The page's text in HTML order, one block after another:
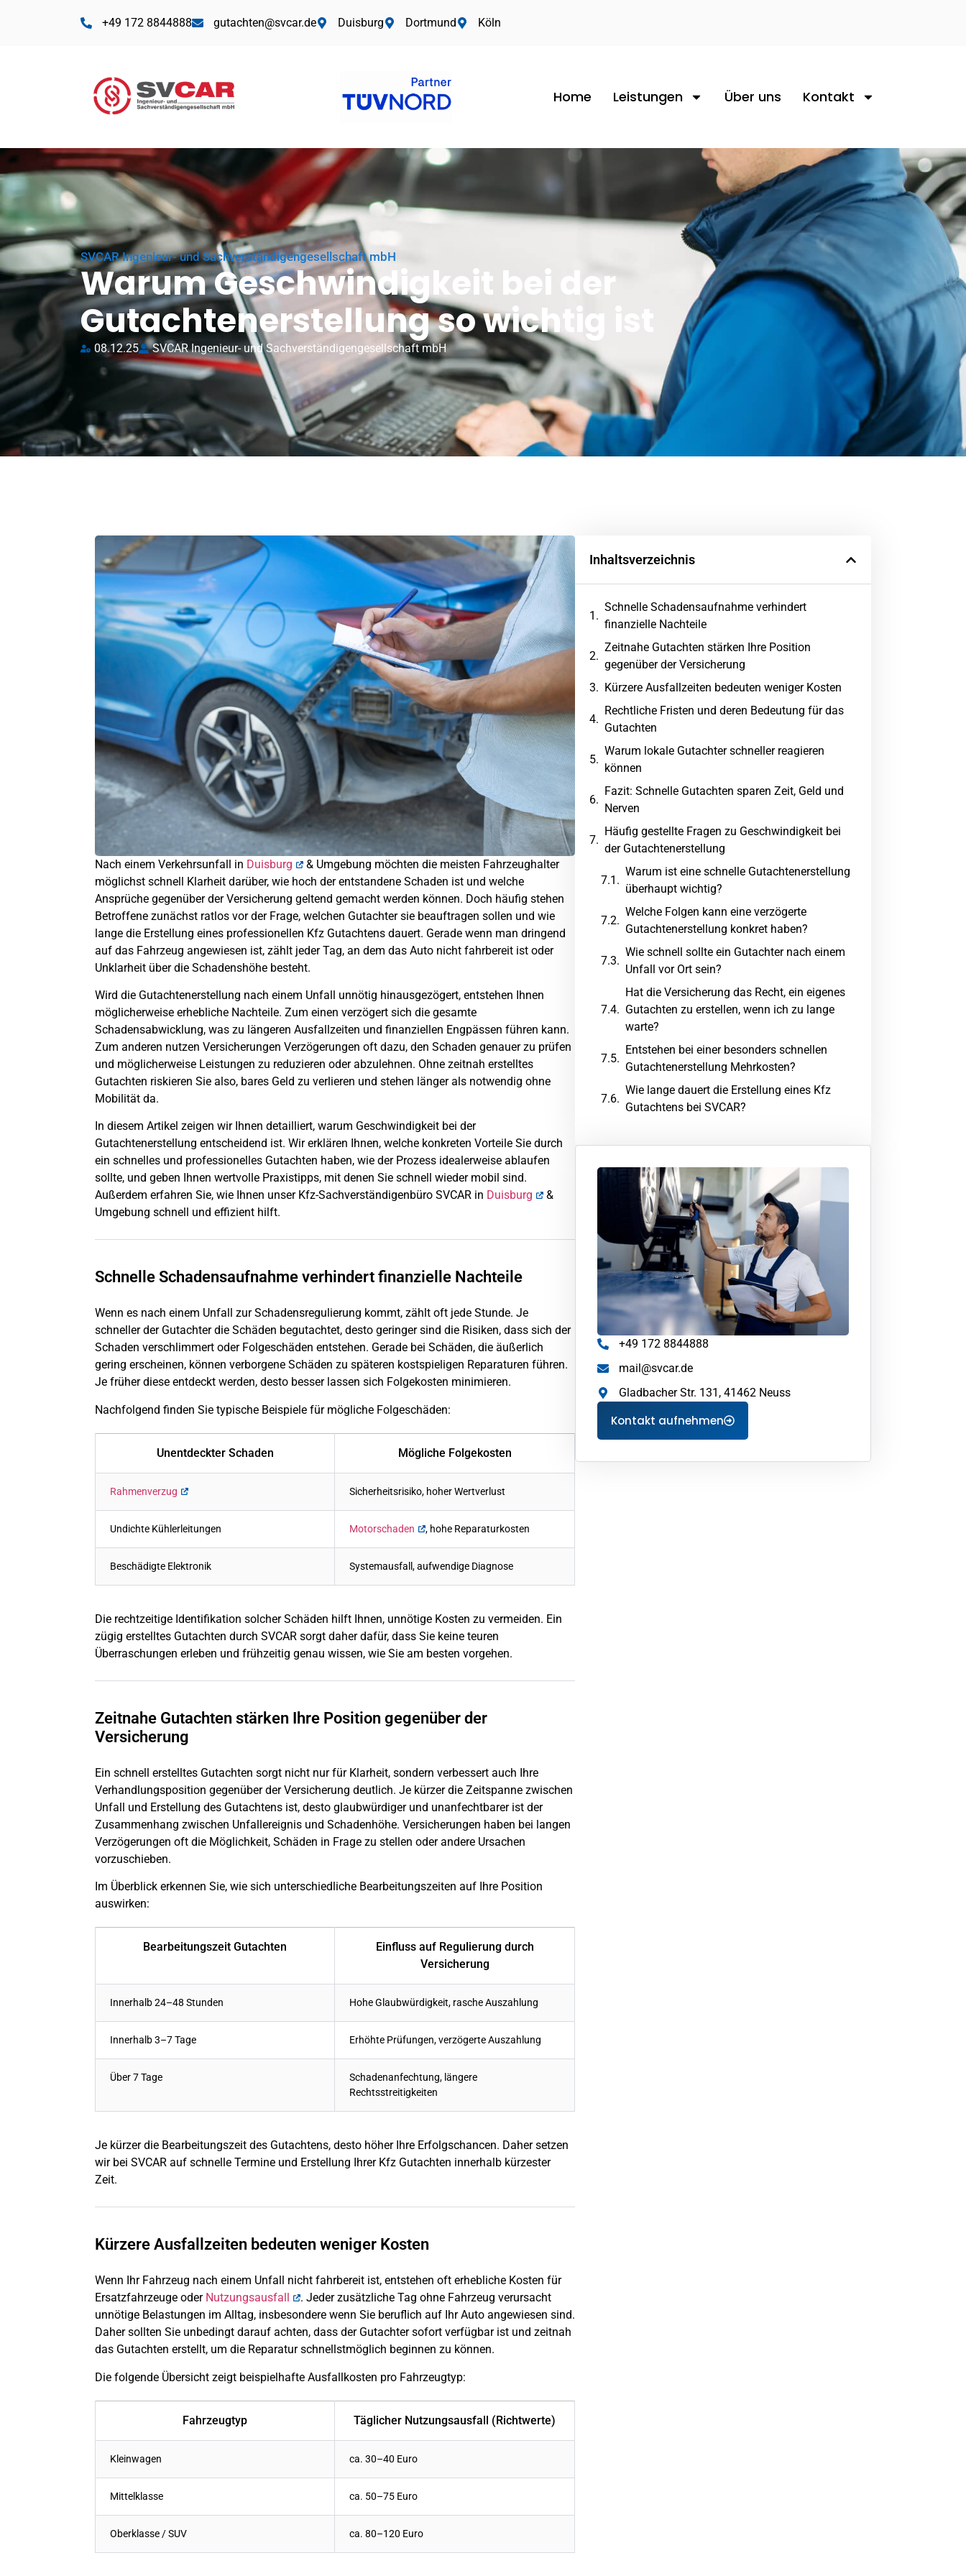
+49 172 8844888 gutachten@svcar.de Duisburg Dortmund Köln
Home Leistungen Über uns Kontakt
SVCAR Ingenieur- und Sachverständigengesellschaft mbH
Warum Geschwindigkeit bei der
Gutachtenerstellung so wichtig ist
08.12.25 SVCAR Ingenieur- und Sachverständigengesellschaft mbH
Nach einem Verkehrsunfall in Duisburg
& Umgebung möchten die meisten Fahrzeughalter
möglichst schnell Klarheit darüber, wie hoch der entstandene Schaden ist und welche
Ansprüche gegenüber der Versicherung geltend gemacht werden können. Doch häufig stehen
Betroffene zunächst ratlos vor der Frage, welchen Gutachter sie beauftragen sollen und wie
lange die Erstellung eines professionellen Kfz Gutachtens dauert. Gerade wenn man dringend
auf das Fahrzeug angewiesen ist, zählt jeder Tag, an dem das Auto nicht fahrbereit ist oder
Unklarheit über die Schadenshöhe besteht.
Wird die Gutachtenerstellung nach einem Unfall unnötig hinausgezögert, entstehen Ihnen
möglicherweise erhebliche Nachteile. Zum einen verzögert sich die gesamte
Schadensabwicklung, was zu längeren Ausfallzeiten und finanziellen Engpässen führen kann.
Zum anderen nutzen Versicherungen Verzögerungen oft dazu, den Schaden genauer zu prüfen
und möglicherweise Leistungen zu reduzieren oder abzulehnen. Ohne zeitnah erstelltes
Gutachten riskieren Sie also, bares Geld zu verlieren und stehen länger als notwendig ohne
Mobilität da.
In diesem Artikel zeigen wir Ihnen detailliert, warum Geschwindigkeit bei der
Gutachtenerstellung entscheidend ist. Wir erklären Ihnen, welche konkreten Vorteile Sie durch
ein schnelles und professionelles Gutachten haben, wie der Prozess idealerweise ablaufen
sollte, und geben Ihnen wertvolle Praxistipps, mit denen Sie schnell wieder mobil sind.
Außerdem erfahren Sie, wie Ihnen unser Kfz-Sachverständigenbüro SVCAR in Duisburg
&
Umgebung schnell und effizient hilft.
Schnelle Schadensaufnahme verhindert finanzielle Nachteile
Wenn es nach einem Unfall zur Schadensregulierung kommt, zählt oft jede Stunde. Je
schneller der Gutachter die Schäden begutachtet, desto geringer sind die Risiken, dass sich der
Schaden verschlimmert oder Folgeschäden entstehen. Gerade bei Schäden, die äußerlich
gering erscheinen, können verborgene Schäden zu späteren kostspieligen Reparaturen führen.
Je früher diese entdeckt werden, desto besser lassen sich Folgekosten minimieren.
Nachfolgend finden Sie typische Beispiele für mögliche Folgeschäden:
Unentdeckter Schaden Mögliche Folgekosten
Rahmenverzug Sicherheitsrisiko, hoher Wertverlust
Undichte Kühlerleitungen Motorschaden , hohe Reparaturkosten
Beschädigte Elektronik Systemausfall, aufwendige Diagnose
Die rechtzeitige Identifikation solcher Schäden hilft Ihnen, unnötige Kosten zu vermeiden. Ein
zügig erstelltes Gutachten durch SVCAR sorgt daher dafür, dass Sie keine teuren
Überraschungen erleben und frühzeitig genau wissen, wie Sie am besten vorgehen.
Zeitnahe Gutachten stärken Ihre Position gegenüber der
Versicherung
Ein schnell erstelltes Gutachten sorgt nicht nur für Klarheit, sondern verbessert auch Ihre
Verhandlungsposition gegenüber der Versicherung deutlich. Je kürzer die Zeitspanne zwischen
Unfall und Erstellung des Gutachtens ist, desto glaubwürdiger und unanfechtbarer ist der
Zusammenhang zwischen Unfallereignis und Schadenhöhe. Versicherungen haben bei langen
Verzögerungen oft die Möglichkeit, Schäden in Frage zu stellen oder andere Ursachen
vorzuschieben.
Im Überblick erkennen Sie, wie sich unterschiedliche Bearbeitungszeiten auf Ihre Position
auswirken:
Bearbeitungszeit Gutachten
Einfluss auf Regulierung durch
Versicherung
Innerhalb 24–48 Stunden Hohe Glaubwürdigkeit, rasche Auszahlung
Innerhalb 3–7 Tage Erhöhte Prüfungen, verzögerte Auszahlung
Über 7 Tage
Schadenanfechtung, längere
Rechtsstreitigkeiten
Je kürzer die Bearbeitungszeit des Gutachtens, desto höher Ihre Erfolgschancen. Daher setzen
wir bei SVCAR auf schnelle Termine und Erstellung Ihrer Kfz Gutachten innerhalb kürzester
Zeit.
Kürzere Ausfallzeiten bedeuten weniger Kosten
Wenn Ihr Fahrzeug nach einem Unfall nicht fahrbereit ist, entstehen oft erhebliche Kosten für
Ersatzfahrzeuge oder Nutzungsausfall
. Jeder zusätzliche Tag ohne Fahrzeug verursacht
unnötige Belastungen im Alltag, insbesondere wenn Sie beruflich auf Ihr Auto angewiesen sind.
Daher sollten Sie unbedingt darauf achten, dass der Gutachter sofort verfügbar ist und zeitnah
das Gutachten erstellt, um die Reparatur schnellstmöglich beginnen zu können.
Die folgende Übersicht zeigt beispielhafte Ausfallkosten pro Fahrzeugtyp:
Fahrzeugtyp Täglicher Nutzungsausfall (Richtwerte)
Kleinwagen ca. 30–40 Euro
Mittelklasse ca. 50–75 Euro
Oberklasse / SUV ca. 80–120 Euro
Inhaltsverzeichnis
Schnelle Schadensaufnahme verhindert
finanzielle Nachteile
Zeitnahe Gutachten stärken Ihre Position
gegenüber der Versicherung
Kürzere Ausfallzeiten bedeuten weniger Kosten
Rechtliche Fristen und deren Bedeutung für das
Gutachten
Warum lokale Gutachter schneller reagieren
können
Fazit: Schnelle Gutachten sparen Zeit, Geld und
Nerven
Häufig gestellte Fragen zu Geschwindigkeit bei
der Gutachtenerstellung
Warum ist eine schnelle Gutachtenerstellung
überhaupt wichtig?
Welche Folgen kann eine verzögerte
Gutachtenerstellung konkret haben?
Wie schnell sollte ein Gutachter nach einem
Unfall vor Ort sein?
Hat die Versicherung das Recht, ein eigenes
Gutachten zu erstellen, wenn ich zu lange
warte?
Entstehen bei einer besonders schnellen
Gutachtenerstellung Mehrkosten?
Wie lange dauert die Erstellung eines Kfz
Gutachtens bei SVCAR?
+49 172 8844888
mail@svcar.de
Gladbacher Str. 131, 41462 Neuss
Kontakt aufnehmen